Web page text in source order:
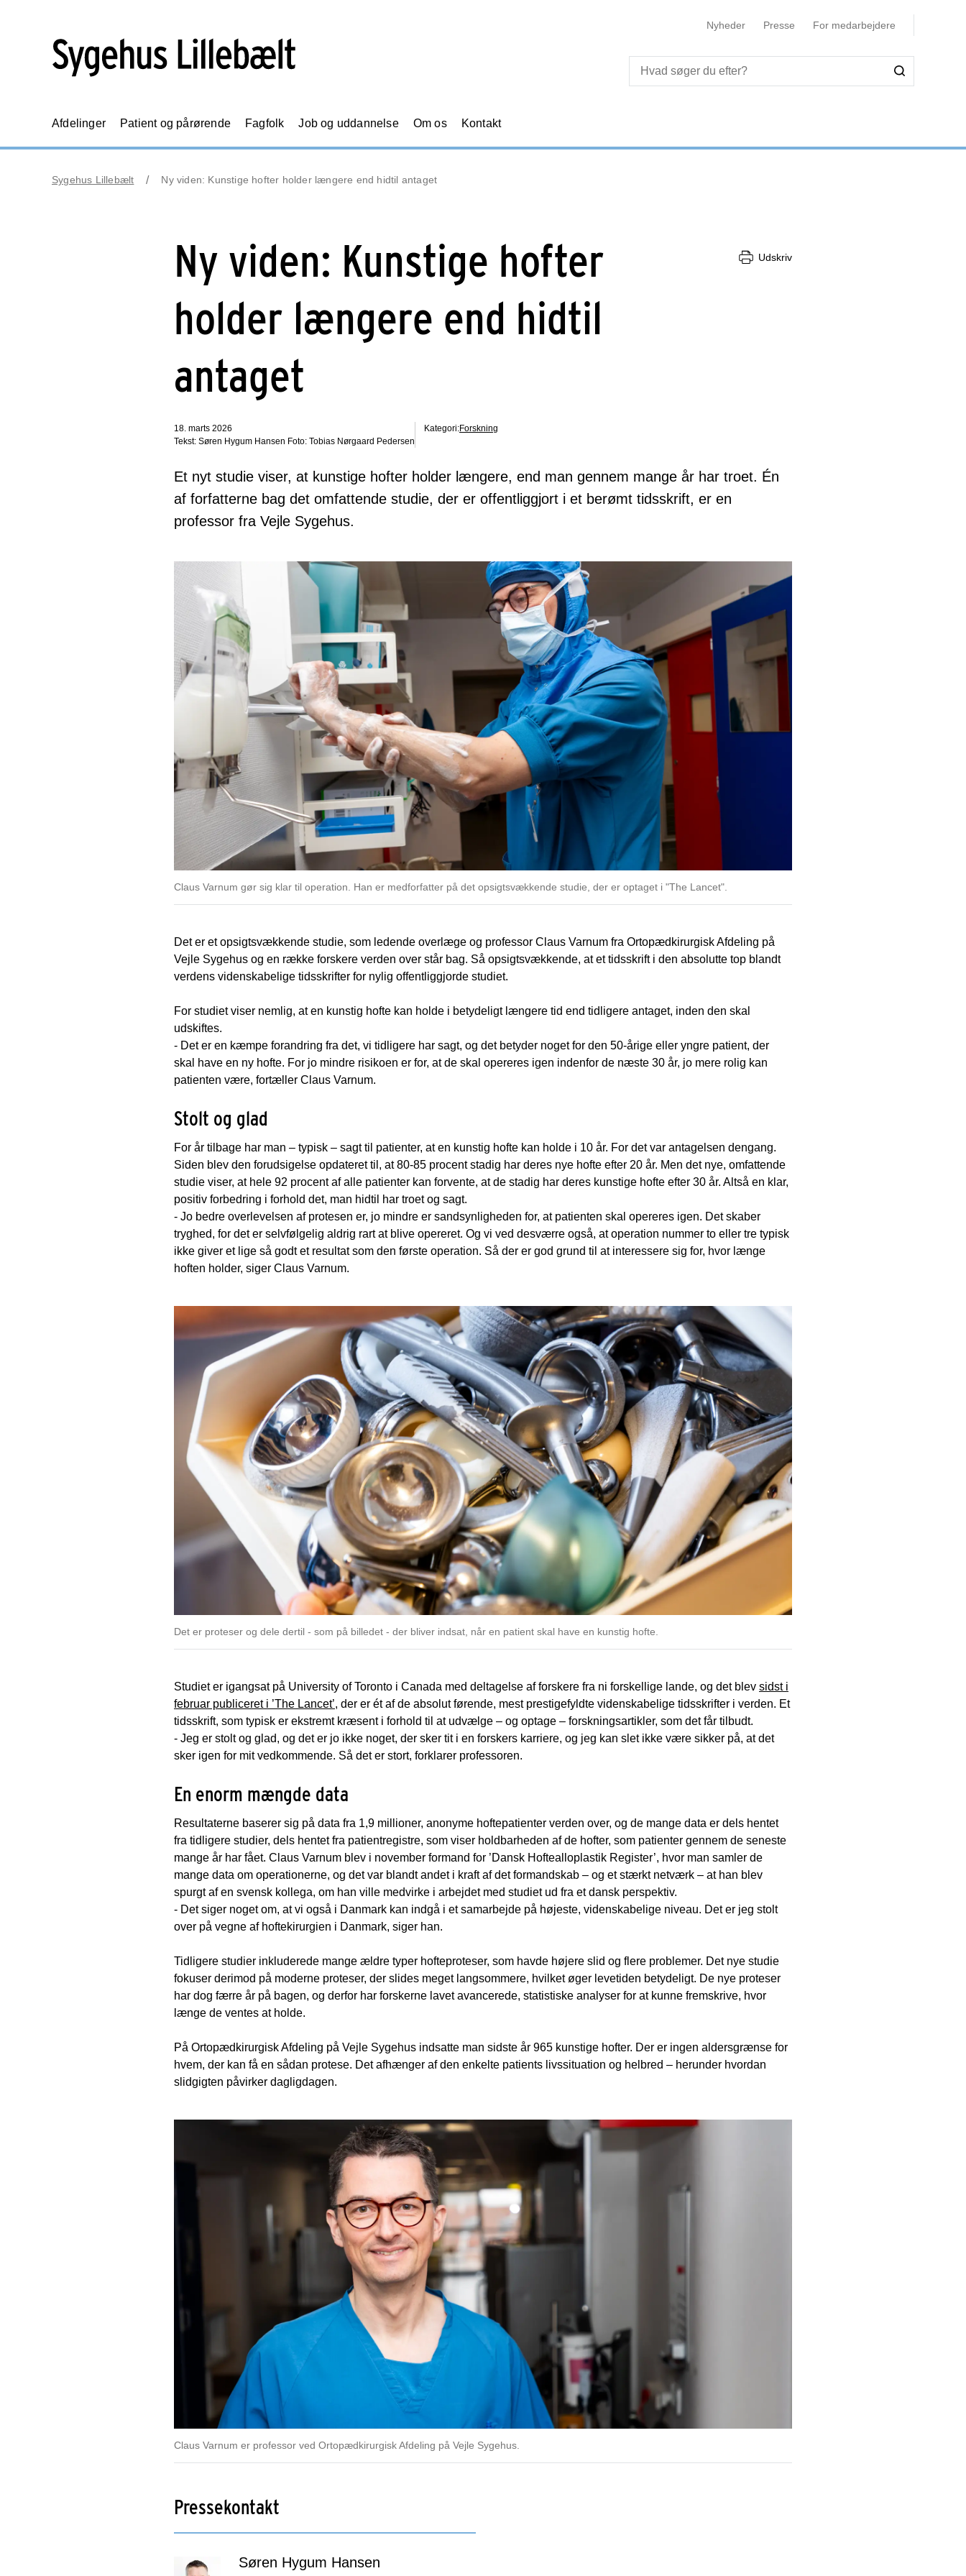
Nyheder Presse For medarbejdere
Afdelinger Patient og pårørende Fagfolk Job og uddannelse Om os Kontakt
Sygehus Lillebælt Ny viden: Kunstige hofter holder længere end hidtil antaget
Ny viden: Kunstige hofter
holder længere end hidtil
antaget
Udskriv
18. marts 2026
Tekst: Søren Hygum Hansen Foto: Tobias Nørgaard Pedersen
Kategori:Forskning
Et nyt studie viser, at kunstige hofter holder længere, end man gennem mange år har troet. Én
af forfatterne bag det omfattende studie, der er offentliggjort i et berømt tidsskrift, er en
professor fra Vejle Sygehus.
Claus Varnum gør sig klar til operation. Han er medforfatter på det opsigtsvækkende studie, der er optaget i "The Lancet".
Det er et opsigtsvækkende studie, som ledende overlæge og professor Claus Varnum fra Ortopædkirurgisk Afdeling på
Vejle Sygehus og en række forskere verden over står bag. Så opsigtsvækkende, at et tidsskrift i den absolutte top blandt
verdens videnskabelige tidsskrifter for nylig offentliggjorde studiet.
For studiet viser nemlig, at en kunstig hofte kan holde i betydeligt længere tid end tidligere antaget, inden den skal
udskiftes.
- Det er en kæmpe forandring fra det, vi tidligere har sagt, og det betyder noget for den 50-årige eller yngre patient, der
skal have en ny hofte. For jo mindre risikoen er for, at de skal opereres igen indenfor de næste 30 år, jo mere rolig kan
patienten være, fortæller Claus Varnum.
Stolt og glad
For år tilbage har man – typisk – sagt til patienter, at en kunstig hofte kan holde i 10 år. For det var antagelsen dengang.
Siden blev den forudsigelse opdateret til, at 80-85 procent stadig har deres nye hofte efter 20 år. Men det nye, omfattende
studie viser, at hele 92 procent af alle patienter kan forvente, at de stadig har deres kunstige hofte efter 30 år. Altså en klar,
positiv forbedring i forhold det, man hidtil har troet og sagt.
- Jo bedre overlevelsen af protesen er, jo mindre er sandsynligheden for, at patienten skal opereres igen. Det skaber
tryghed, for det er selvfølgelig aldrig rart at blive opereret. Og vi ved desværre også, at operation nummer to eller tre typisk
ikke giver et lige så godt et resultat som den første operation. Så der er god grund til at interessere sig for, hvor længe
hoften holder, siger Claus Varnum.
Det er proteser og dele dertil - som på billedet - der bliver indsat, når en patient skal have en kunstig hofte.
Studiet er igangsat på University of Toronto i Canada med deltagelse af forskere fra ni forskellige lande, og det blev sidst i
februar publiceret i ’The Lancet’, der er ét af de absolut førende, mest prestigefyldte videnskabelige tidsskrifter i verden. Et
tidsskrift, som typisk er ekstremt kræsent i forhold til at udvælge – og optage – forskningsartikler, som det får tilbudt.
- Jeg er stolt og glad, og det er jo ikke noget, der sker tit i en forskers karriere, og jeg kan slet ikke være sikker på, at det
sker igen for mit vedkommende. Så det er stort, forklarer professoren.
En enorm mængde data
Resultaterne baserer sig på data fra 1,9 millioner, anonyme hoftepatienter verden over, og de mange data er dels hentet
fra tidligere studier, dels hentet fra patientregistre, som viser holdbarheden af de hofter, som patienter gennem de seneste
mange år har fået. Claus Varnum blev i november formand for ’Dansk Hoftealloplastik Register’, hvor man samler de
mange data om operationerne, og det var blandt andet i kraft af det formandskab – og et stærkt netværk – at han blev
spurgt af en svensk kollega, om han ville medvirke i arbejdet med studiet ud fra et dansk perspektiv.
- Det siger noget om, at vi også i Danmark kan indgå i et samarbejde på højeste, videnskabelige niveau. Det er jeg stolt
over på vegne af hoftekirurgien i Danmark, siger han.
Tidligere studier inkluderede mange ældre typer hofteproteser, som havde højere slid og flere problemer. Det nye studie
fokuser derimod på moderne proteser, der slides meget langsommere, hvilket øger levetiden betydeligt. De nye proteser
har dog færre år på bagen, og derfor har forskerne lavet avancerede, statistiske analyser for at kunne fremskrive, hvor
længe de ventes at holde.
På Ortopædkirurgisk Afdeling på Vejle Sygehus indsatte man sidste år 965 kunstige hofter. Der er ingen aldersgrænse for
hvem, der kan få en sådan protese. Det afhænger af den enkelte patients livssituation og helbred – herunder hvordan
slidgigten påvirker dagligdagen.
Claus Varnum er professor ved Ortopædkirurgisk Afdeling på Vejle Sygehus.
Pressekontakt
Søren Hygum Hansen